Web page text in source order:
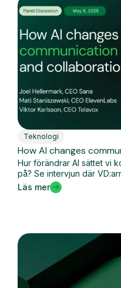
Teknologi
How AI changes
Hur förändrar AI sättet vi
på? Se intervjun där
Läs mer